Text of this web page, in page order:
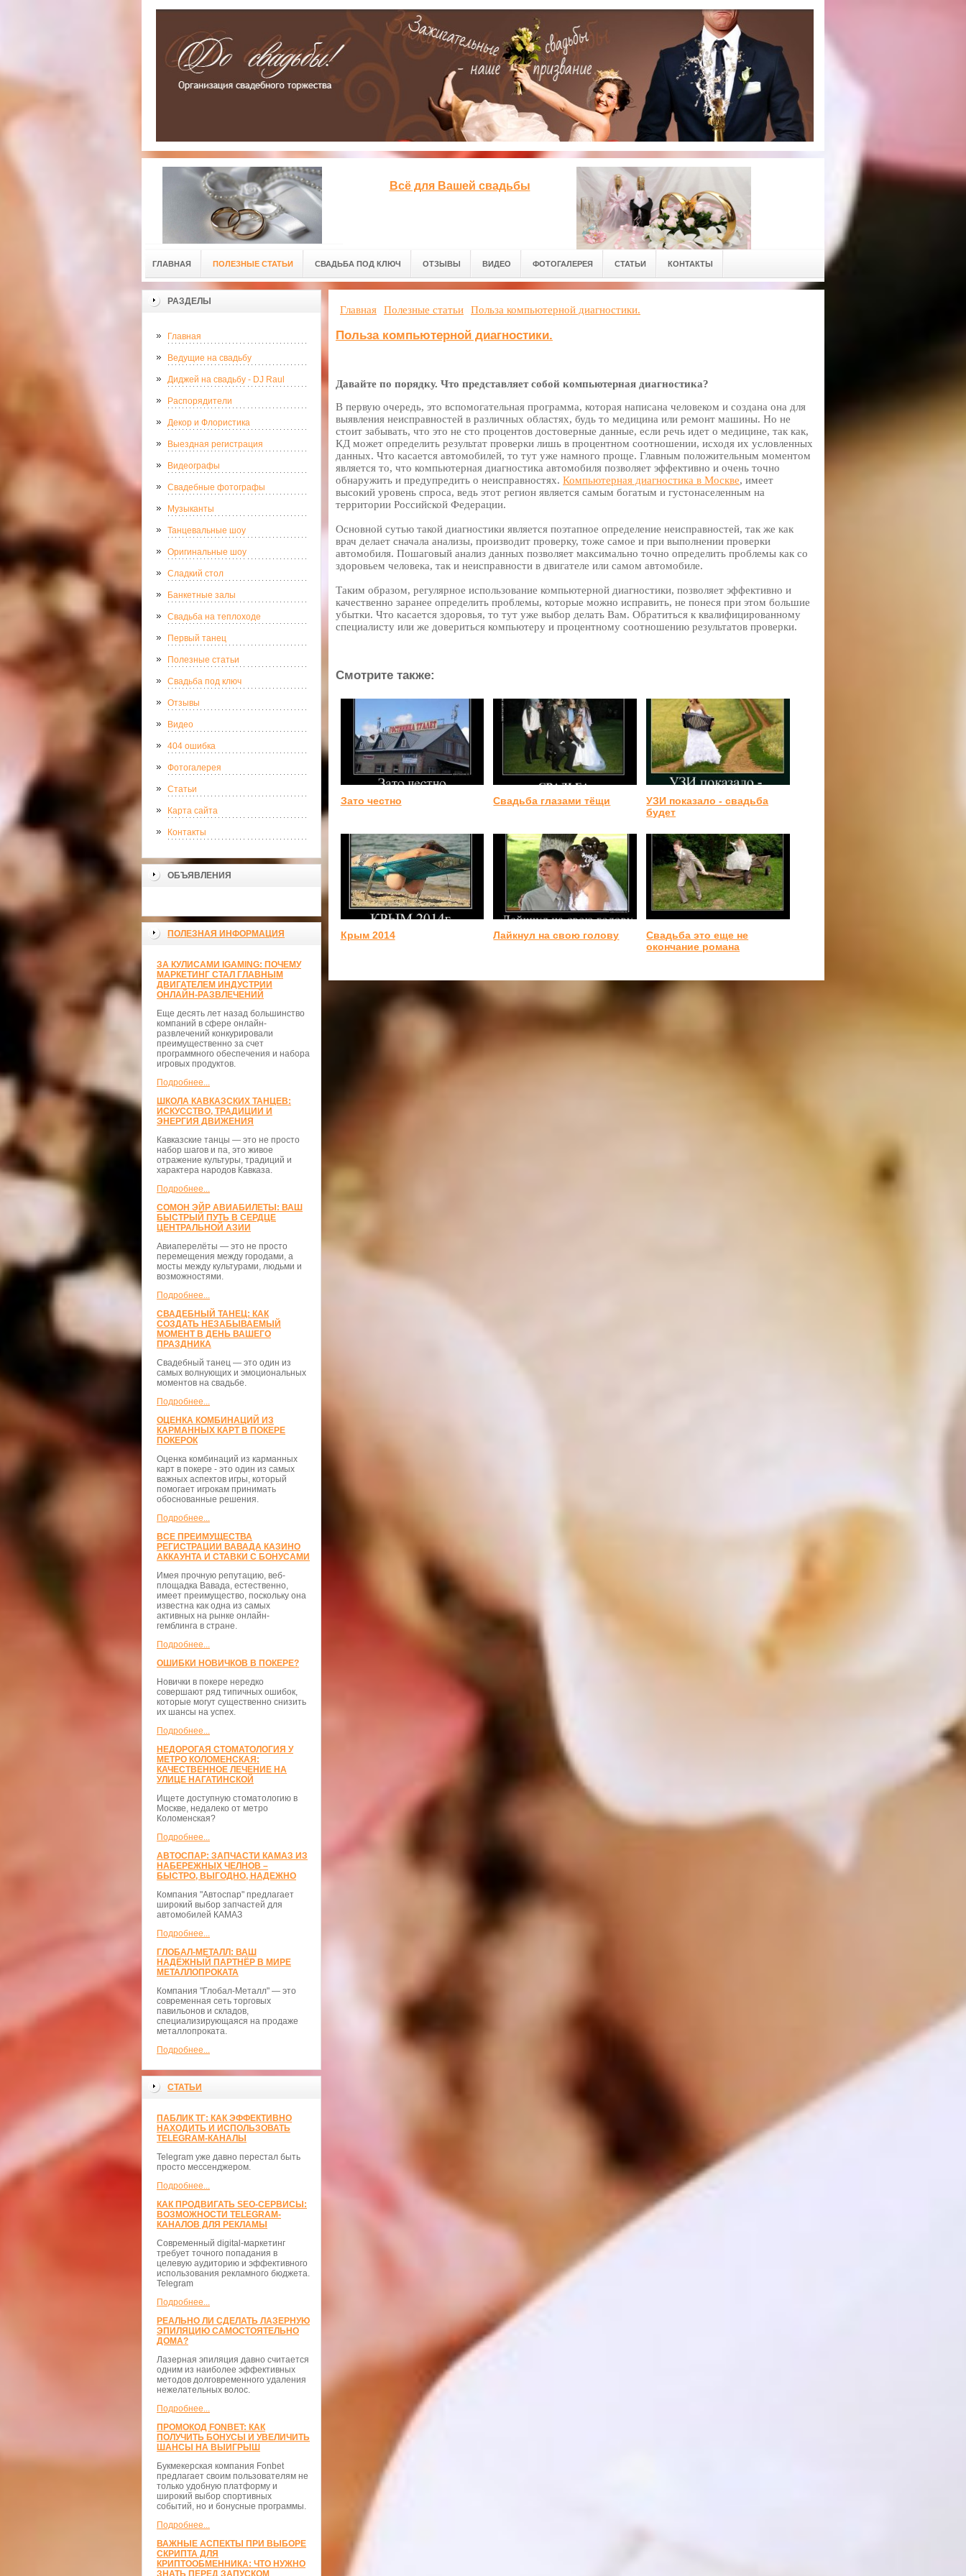
Всё для Вашей свадьбы
ГЛАВНАЯ ПОЛЕЗНЫЕ СТАТЬИ СВАДЬБА ПОД КЛЮЧ ОТЗЫВЫ ВИДЕО ФОТОГАЛЕРЕЯ СТАТЬИ КОНТАКТЫ
РАЗДЕЛЫ
Главная
Ведущие на свадьбу
Диджей на свадьбу - DJ Raul
Распорядители
Декор и Флористика
Выездная регистрация
Видеографы
Свадебные фотографы
Музыканты
Танцевальные шоу
Оригинальные шоу
Сладкий стол
Банкетные залы
Свадьба на теплоходе
Первый танец
Полезные статьи
Свадьба под ключ
Отзывы
Видео
404 ошибка
Фотогалерея
Статьи
Карта сайта
Контакты
ОБЪЯВЛЕНИЯ
ПОЛЕЗНАЯ ИНФОРМАЦИЯ
ЗА КУЛИСАМИ IGAMING: ПОЧЕМУ
МАРКЕТИНГ СТАЛ ГЛАВНЫМ
ДВИГАТЕЛЕМ ИНДУСТРИИ
ОНЛАЙН-РАЗВЛЕЧЕНИЙ
Еще десять лет назад большинство
компаний в сфере онлайн-
развлечений конкурировали
преимущественно за счет
программного обеспечения и набора
игровых продуктов.
Подробнее...
ШКОЛА КАВКАЗСКИХ ТАНЦЕВ:
ИСКУССТВО, ТРАДИЦИИ И
ЭНЕРГИЯ ДВИЖЕНИЯ
Кавказские танцы — это не просто
набор шагов и па, это живое
отражение культуры, традиций и
характера народов Кавказа.
Подробнее...
СОМОН ЭЙР АВИАБИЛЕТЫ: ВАШ
БЫСТРЫЙ ПУТЬ В СЕРДЦЕ
ЦЕНТРАЛЬНОЙ АЗИИ
Авиаперелёты — это не просто
перемещения между городами, а
мосты между культурами, людьми и
возможностями.
Подробнее...
СВАДЕБНЫЙ ТАНЕЦ: КАК
СОЗДАТЬ НЕЗАБЫВАЕМЫЙ
МОМЕНТ В ДЕНЬ ВАШЕГО
ПРАЗДНИКА
Свадебный танец — это один из
самых волнующих и эмоциональных
моментов на свадьбе.
Подробнее...
ОЦЕНКА КОМБИНАЦИЙ ИЗ
КАРМАННЫХ КАРТ В ПОКЕРЕ
ПОКЕРОК
Оценка комбинаций из карманных
карт в покере - это один из самых
важных аспектов игры, который
помогает игрокам принимать
обоснованные решения.
Подробнее...
ВСЕ ПРЕИМУЩЕСТВА
РЕГИСТРАЦИИ ВАВАДА КАЗИНО
АККАУНТА И СТАВКИ С БОНУСАМИ
Имея прочную репутацию, веб-
площадка Вавада, естественно,
имеет преимущество, поскольку она
известна как одна из самых
активных на рынке онлайн-
гемблинга в стране.
Подробнее...
ОШИБКИ НОВИЧКОВ В ПОКЕРЕ?
Новички в покере нередко
совершают ряд типичных ошибок,
которые могут существенно снизить
их шансы на успех.
Подробнее...
НЕДОРОГАЯ СТОМАТОЛОГИЯ У
МЕТРО КОЛОМЕНСКАЯ:
КАЧЕСТВЕННОЕ ЛЕЧЕНИЕ НА
УЛИЦЕ НАГАТИНСКОЙ
Ищете доступную стоматологию в
Москве, недалеко от метро
Коломенская?
Подробнее...
АВТОСПАР: ЗАПЧАСТИ КАМАЗ ИЗ
НАБЕРЕЖНЫХ ЧЕЛНОВ –
БЫСТРО, ВЫГОДНО, НАДЕЖНО
Компания "Автоспар" предлагает
широкий выбор запчастей для
автомобилей КАМАЗ
Подробнее...
ГЛОБАЛ-МЕТАЛЛ: ВАШ
НАДЁЖНЫЙ ПАРТНЁР В МИРЕ
МЕТАЛЛОПРОКАТА
Компания "Глобал-Металл" — это
современная сеть торговых
павильонов и складов,
специализирующаяся на продаже
металлопроката.
Подробнее...
СТАТЬИ
ПАБЛИК ТГ: КАК ЭФФЕКТИВНО
НАХОДИТЬ И ИСПОЛЬЗОВАТЬ
TELEGRAM-КАНАЛЫ
Telegram уже давно перестал быть
просто мессенджером.
Подробнее...
КАК ПРОДВИГАТЬ SEO-СЕРВИСЫ:
ВОЗМОЖНОСТИ TELEGRAM-
КАНАЛОВ ДЛЯ РЕКЛАМЫ
Современный digital-маркетинг
требует точного попадания в
целевую аудиторию и эффективного
использования рекламного бюджета.
Telegram
Подробнее...
РЕАЛЬНО ЛИ СДЕЛАТЬ ЛАЗЕРНУЮ
ЭПИЛЯЦИЮ САМОСТОЯТЕЛЬНО
ДОМА?
Лазерная эпиляция давно считается
одним из наиболее эффективных
методов долговременного удаления
нежелательных волос.
Подробнее...
ПРОМОКОД FONBET: КАК
ПОЛУЧИТЬ БОНУСЫ И УВЕЛИЧИТЬ
ШАНСЫ НА ВЫИГРЫШ
Букмекерская компания Fonbet
предлагает своим пользователям не
только удобную платформу и
широкий выбор спортивных
событий, но и бонусные программы.
Подробнее...
ВАЖНЫЕ АСПЕКТЫ ПРИ ВЫБОРЕ
СКРИПТА ДЛЯ
КРИПТООБМЕННИКА: ЧТО НУЖНО
ЗНАТЬ ПЕРЕД ЗАПУСКОМ
Главная Полезные статьи Польза компьютерной диагностики.
Польза компьютерной диагностики.
Давайте по порядку. Что представляет собой компьютерная диагностика?
В первую очередь, это вспомогательная программа, которая написана человеком и создана она для
выявления неисправностей в различных областях, будь то медицина или ремонт машины. Но не
стоит забывать, что это не сто процентов достоверные данные, если речь идет о медицине, так как,
КД может определить результат проверки лишь в процентном соотношении, исходя их условленных
данных. Что касается автомобилей, то тут уже намного проще. Главным положительным моментом
является то, что компьютерная диагностика автомобиля позволяет эффективно и очень точно
обнаружить и предупредить о неисправностях. Компьютерная диагностика в Москве, имеет
высокий уровень спроса, ведь этот регион является самым богатым и густонаселенным на
территории Российской Федерации.
Основной сутью такой диагностики является поэтапное определение неисправностей, так же как
врач делает сначала анализы, производит проверку, тоже самое и при выполнении проверки
автомобиля. Пошаговый анализ данных позволяет максимально точно определить проблемы как со
здоровьем человека, так и неисправности в двигателе или самом автомобиле.
Таким образом, регулярное использование компьютерной диагностики, позволяет эффективно и
качественно заранее определить проблемы, которые можно исправить, не понеся при этом большие
убытки. Что касается здоровья, то тут уже выбор делать Вам. Обратиться к квалифицированному
специалисту или же довериться компьютеру и процентному соотношению результатов проверки.
Смотрите также:
Зато честно Свадьба глазами тёщи
УЗИ показало - свадьба
будет
Крым 2014 Лайкнул на свою голову
Свадьба это еще не
окончание романа